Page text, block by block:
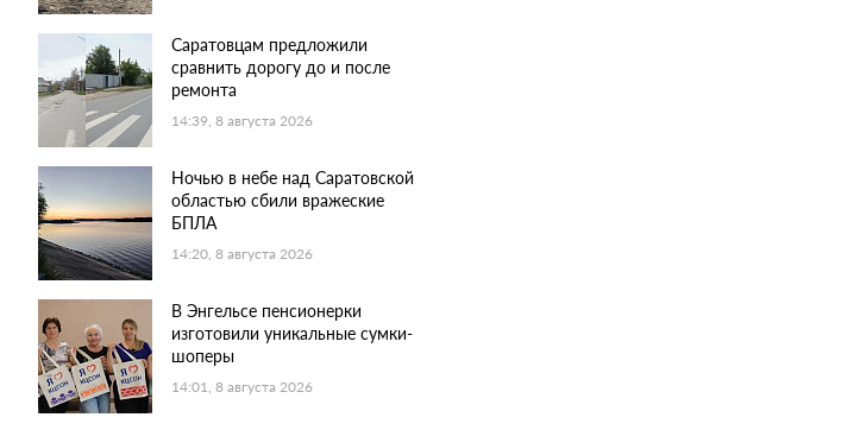
Саратовцам предложили
сравнить дорогу до и после
ремонта
14:39, 8 августа 2026
Ночью в небе над Саратовской
областью сбили вражеские
БПЛА
14:20, 8 августа 2026
В Энгельсе пенсионерки
изготовили уникальные сумки-
шоперы
14:01, 8 августа 2026